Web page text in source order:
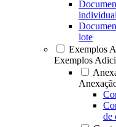
individual
lote
Exemplos
Exemplos
de